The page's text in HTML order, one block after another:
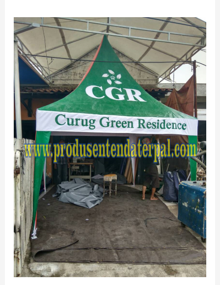
TERMURAH
JUAL
TENDA
KERUCUT